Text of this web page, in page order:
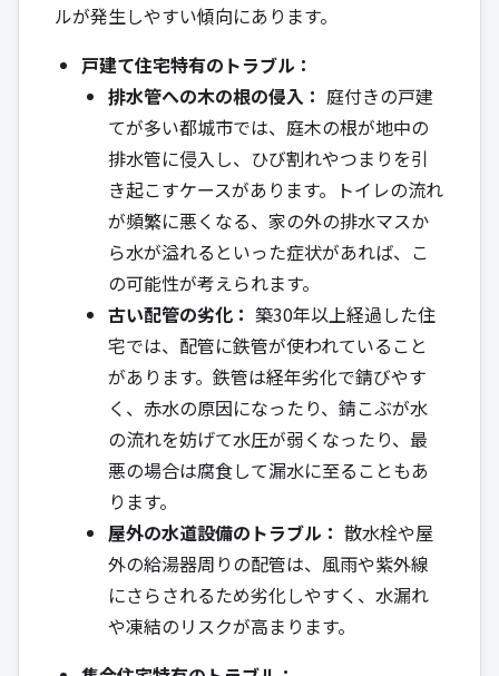
ルが発生しやすい傾向にあります。
戸建て住宅特有のトラブル：
排水管への木の根の侵入： 庭付きの戸建
てが多い都城市では、庭木の根が地中の
排水管に侵入し、ひび割れやつまりを引
き起こすケースがあります。トイレの流れ
が頻繁に悪くなる、家の外の排水マスか
ら水が溢れるといった症状があれば、こ
の可能性が考えられます。
古い配管の劣化： 築30年以上経過した住
宅では、配管に鉄管が使われていること
があります。鉄管は経年劣化で錆びやす
く、赤水の原因になったり、錆こぶが水
の流れを妨げて水圧が弱くなったり、最
悪の場合は腐食して漏水に至ることもあ
ります。
屋外の水道設備のトラブル： 散水栓や屋
外の給湯器周りの配管は、風雨や紫外線
にさらされるため劣化しやすく、水漏れ
や凍結のリスクが高まります。